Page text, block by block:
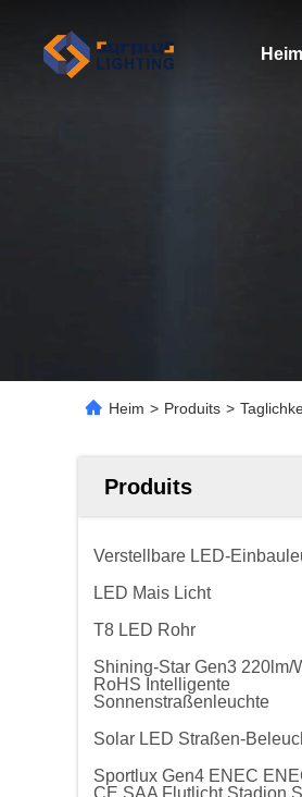
Heim
Heim > Produits >
Produits
Verstellbare LED-
LED Mais Licht
T8 LED Rohr
Shining-Star Gen3 220lm/
RoHS Intelligente
Sonnenstraßenleuchte
Solar LED Straßen-
Sportlux Gen4 ENEC
CE SAA Flutlicht Stadion